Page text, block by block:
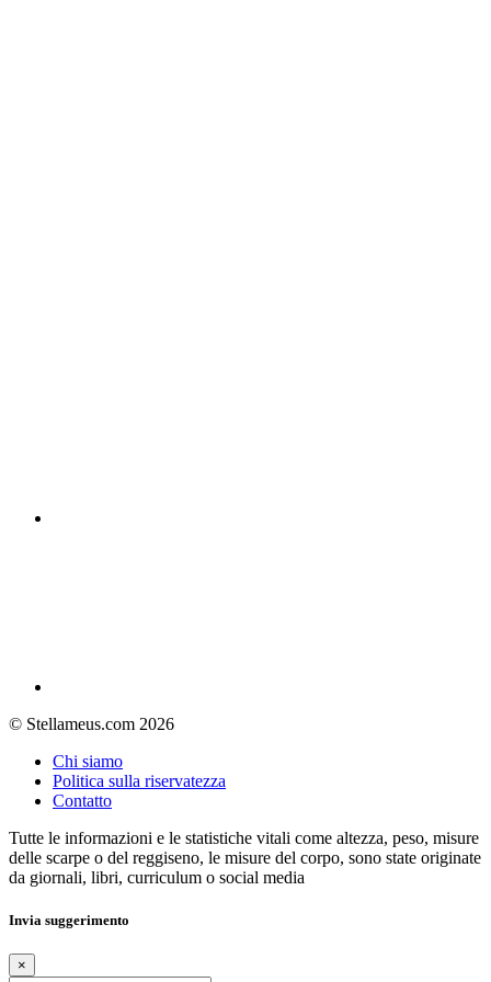
© Stellameus.com 2026
Chi siamo
Politica sulla riservatezza
Contatto
Tutte le informazioni e le statistiche vitali come altezza, peso, misure
delle scarpe o del reggiseno, le misure del corpo, sono state originate
da giornali, libri, curriculum o social media
Invia suggerimento
×